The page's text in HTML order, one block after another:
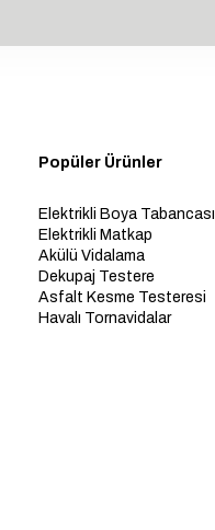
Popüler Ürünler
Elektrikli Boya Tabancası
Elektrikli Matkap
Akülü Vidalama
Dekupaj Testere
Asfalt Kesme Testeresi
Havalı Tornavidalar